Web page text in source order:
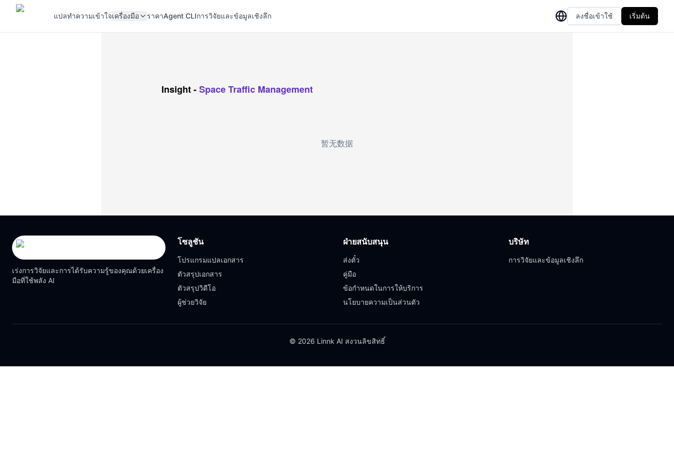
แปลทำความเข้าใจเครื่องมือ ราคาAgent CLIการวิจัยและข้อมูลเชิงลึก ลงชื่อเข้าใช้ เริ่มต้น
Insight-Space Traffic Management
暂无数据
เร่งการวิจัยและการได้รับความรู้ของคุณด้วยเครื่อง
มือที่ใช้พลัง AI
โซลูชัน
โปรแกรมแปลเอกสาร
ตัวสรุปเอกสาร
ตัวสรุปวิดีโอ
ผู้ช่วยวิจัย
ฝ่ายสนับสนุน
ส่งตั๋ว
คู่มือ
ข้อกำหนดในการให้บริการ
นโยบายความเป็นส่วนตัว
บริษัท
การวิจัยและข้อมูลเชิงลึก
© 2026 Linnk AI สงวนลิขสิทธิ์